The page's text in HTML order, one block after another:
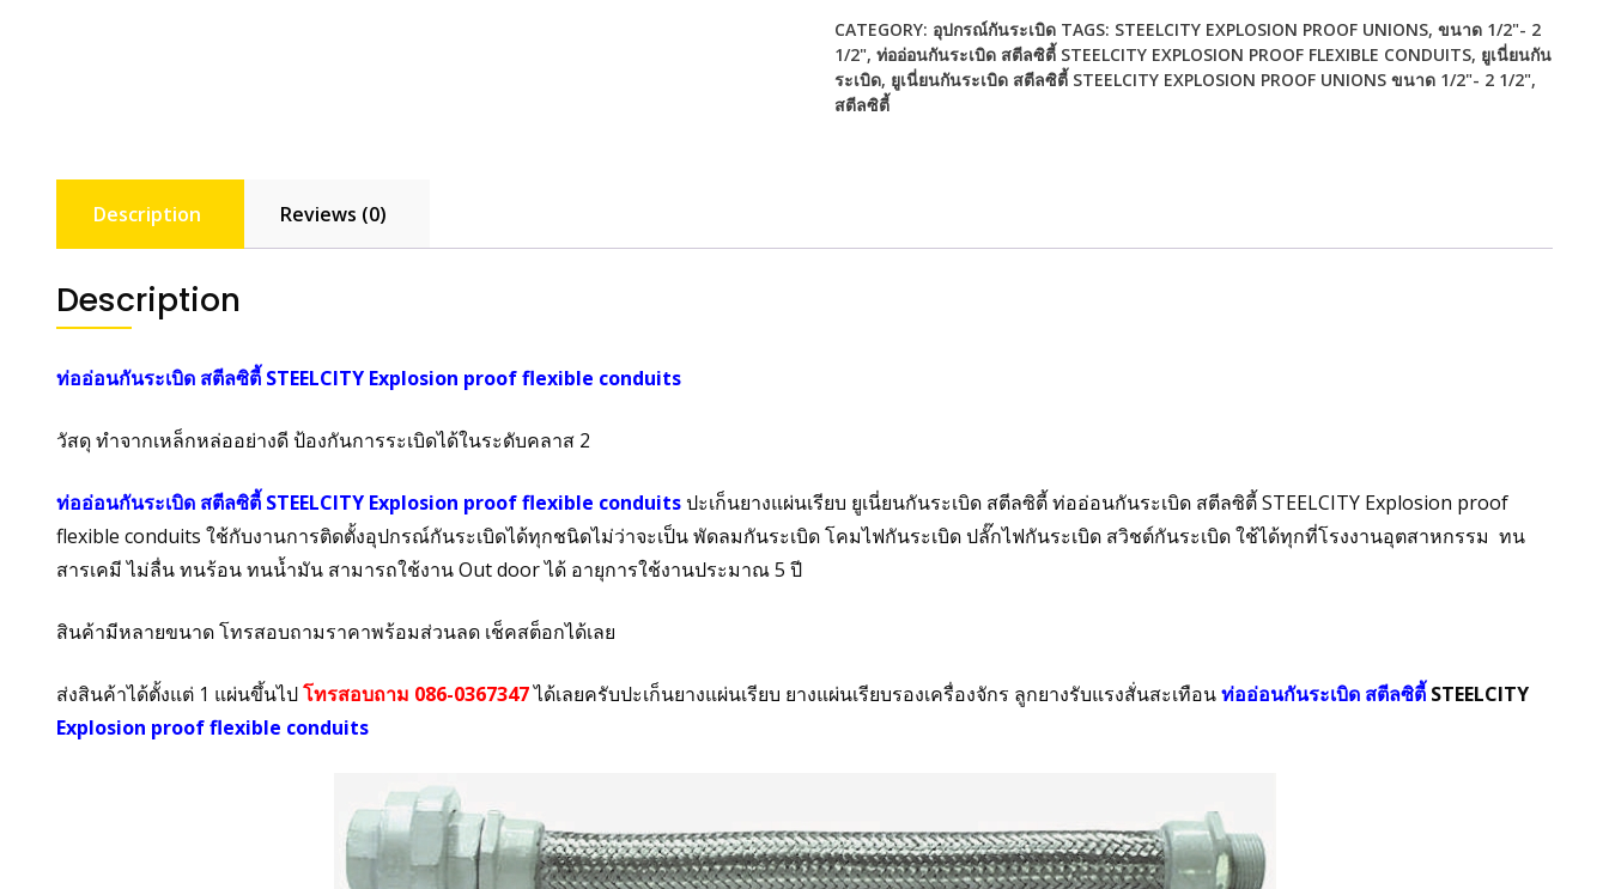
สตี
ล
ซิตี้
CATEGORY: อุปกรณ์กันระเบิด TAGS: STEELCITY EXPLOSION PROOF UNIONS, ขนาด 1/2"- 2
1/2", ท่ออ่อนกันระเบิด สตีลซิตี้ STEELCITY EXPLOSION PROOF FLEXIBLE CONDUITS, ยูเนี่ยนกัน
ระเบิด, ยูเนี่ยนกันระเบิด สตีลซิตี้ STEELCITY EXPLOSION PROOF UNIONS ขนาด 1/2"- 2 1/2",
สตีลซิตี้
Description Reviews (0)
Description
ท่ออ่อนกันระเบิด สตีลซิตี้ STEELCITY Explosion proof flexible conduits
วัสดุ ทำจากเหล็กหล่ออย่างดี ป้องกันการระเบิดได้ในระดับคลาส 2
ท่ออ่อนกันระเบิด สตีลซิตี้ STEELCITY Explosion proof flexible conduitsปะเก็นยางแผ่นเรียบ ยูเนี่ยนกันระเบิด สตีลซิตี้ ท่ออ่อนกันระเบิด สตีลซิตี้STEELCITY Explosion proof
flexible conduits ใช้กับงานการติดตั้งอุปกรณ์กันระเบิดได้ทุกชนิดไม่ว่าจะเป็น พัดลมกันระเบิด โคมไฟกันระเบิด ปลั๊กไฟกันระเบิด สวิชต์กันระเบิด ใช้ได้ทุกที่โรงงานอุตสาหกรรม ทน
สารเคมี ไม่ลื่น ทนร้อน ทนน้ำมัน สามารถใช้งาน Out door ได้ อายุการใช้งานประมาณ 5 ปี
สินค้ามีหลายขนาด โทรสอบถามราคาพร้อมส่วนลด เช็คสต็อกได้เลย
ส่งสินค้าได้ตั้งแต่ 1 แผ่นขึ้นไปโทรสอบถาม 086-0367347ได้เลยครับปะเก็นยางแผ่นเรียบ ยางแผ่นเรียบรองเครื่องจักร ลูกยางรับแรงสั่นสะเทือนท่ออ่อนกันระเบิด สตีลซิตี้ STEELCITY
Explosion proof flexible conduits